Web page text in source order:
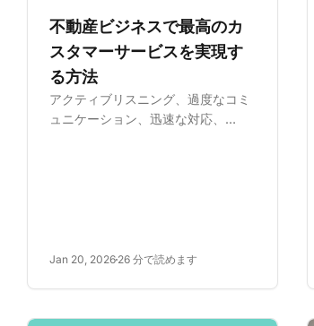
不動産ビジネスで最高のカ
スタマーサービスを実現す
る方法
アクティブリスニング、過度なコミ
ュニケーション、迅速な対応、
Jan 20, 2026 26 分で読めます